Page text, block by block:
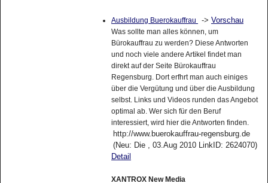
Ausbildung Buerokauffrau -> Vorschau
Was sollte man alles können, um
Bürokauffrau zu werden? Diese Antworten
und noch viele andere Artikel findet man
direkt auf der Seite Bürokauffrau
Regensburg. Dort erfhrt man auch einiges
über die Vergütung und über die Ausbildung
selbst. Links und Videos runden das Angebot
optimal ab. Wer sich für den Beruf
interessiert, wird hier die Antworten finden.
http://www.buerokauffrau-regensburg.de
(Neu: Die , 03.Aug 2010 LinkID: 2624070)
Detail